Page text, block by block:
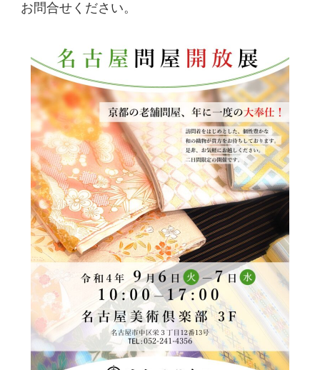
お問合せください。